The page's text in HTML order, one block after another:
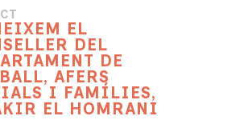
EL
DEL
DE
AFERS
I FAMÍLIES,
EL HOMRANI